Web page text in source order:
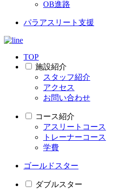
OB進路
パラアスリート支援
TOP
施設紹介
スタッフ紹介
アクセス
お問い合わせ
コース紹介
アスリートコース
トレーナーコース
学費
ゴールドスター
ダブルスター